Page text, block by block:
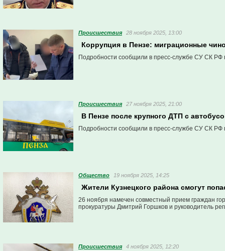
Проиcшествия 28 ноября 2025, 13:00
Коррупция в Пензе: миграционные
Подробности сообщили в пресс-службе СУ СК РФ
Проиcшествия 27 ноября 2025, 21:00
В Пензе после крупного ДТП с
Подробности сообщили в пресс-службе СУ СК РФ
Общество 19 ноября 2025, 14:25
Жители Кузнецкого района смогут
26 ноября намечен совместный прием граждан
прокуратуры Дмитрий Горшков и руководитель
Проиcшествия 4 ноября 2025, 12:20